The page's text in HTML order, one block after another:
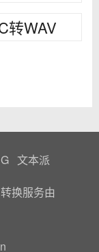
转WAV
文本派
换服务由